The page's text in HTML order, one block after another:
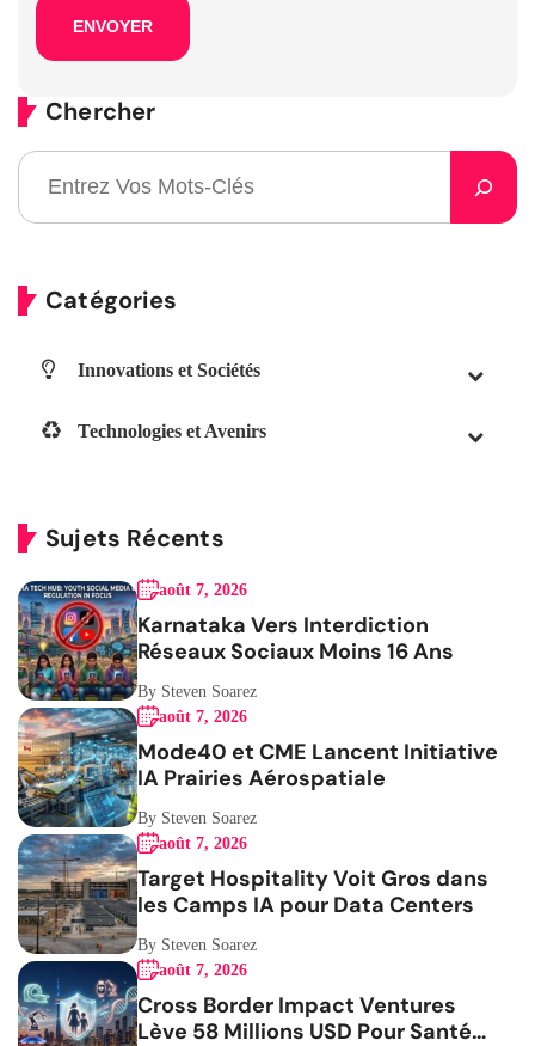
Chercher
Catégories
Innovations et Sociétés
Technologies et Avenirs
Sujets Récents
août 7, 2026
Karnataka Vers Interdiction
Réseaux Sociaux Moins 16 Ans
By Steven Soarez
août 7, 2026
Mode40 et CME Lancent Initiative
IA Prairies Aérospatiale
By Steven Soarez
août 7, 2026
Target Hospitality Voit Gros dans
les Camps IA pour Data Centers
By Steven Soarez
août 7, 2026
Cross Border Impact Ventures
Lève 58 Millions USD Pour Santé